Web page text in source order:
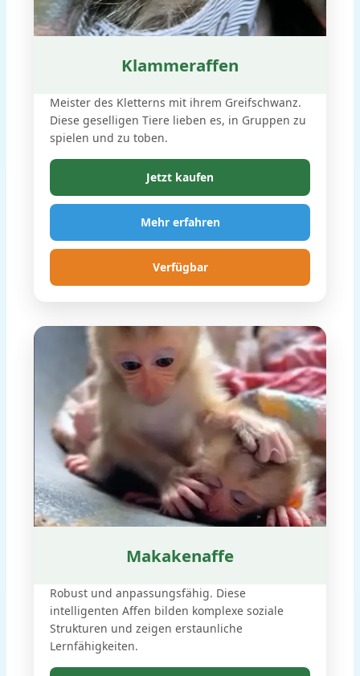
Klammeraffen
Meister des Kletterns mit ihrem Greifschwanz.
Diese geselligen Tiere lieben es, in Gruppen zu
spielen und zu toben.
Jetzt kaufen
Mehr erfahren
Verfügbar
Makakenaffe
Robust und anpassungsfähig. Diese
intelligenten Affen bilden komplexe soziale
Strukturen und zeigen erstaunliche
Lernfähigkeiten.